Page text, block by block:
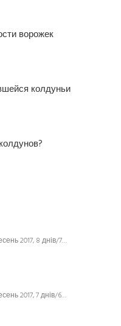
ворожек
колдуньи
2017, 8 днів/7…
2017, 7 днів/6…